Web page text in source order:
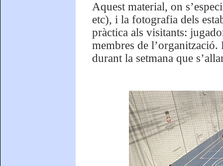
Aquest material, on
etc), i la fotografia dels
pràctica als visitants:
membres de
durant la setmana que